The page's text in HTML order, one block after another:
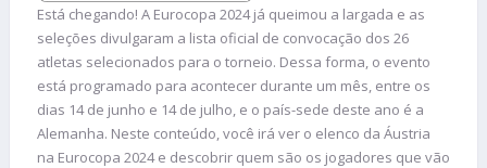
Está chegando! A Eurocopa 2024 já queimou a largada e as
seleções divulgaram a lista oficial de convocação dos 26
atletas selecionados para o torneio. Dessa forma, o evento
está programado para acontecer durante um mês, entre os
dias 14 de junho e 14 de julho, e o país-sede deste ano é a
Alemanha. Neste conteúdo, você irá ver o elenco da Áustria
na Eurocopa 2024 e descobrir quem são os jogadores que vão